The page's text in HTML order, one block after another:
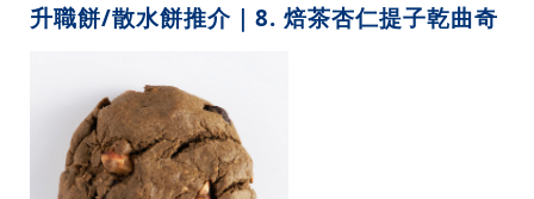
升職餅/散水餅推介｜8. 焙茶杏仁提子乾曲奇